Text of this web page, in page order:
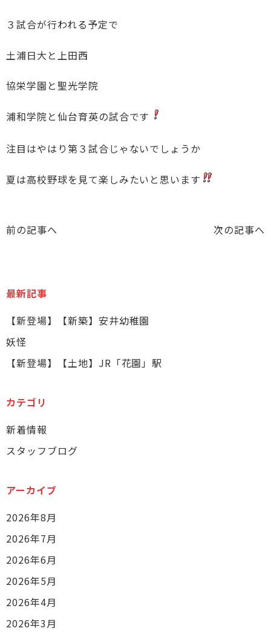
３試合が行われる予定で
土浦日大と上田西
協栄学園と聖光学院
浦和学院と仙台育英の試合です
注目はやはり第３試合じゃないでしょうか
夏は高校野球を見て楽しみたいと思います
前の記事へ 次の記事へ
最新記事
【新登場】【新築】安井幼稚園
妖怪
【新登場】【土地】JR「花園」駅
カテゴリ
新着情報
スタッフブログ
アーカイブ
2026年8月
2026年7月
2026年6月
2026年5月
2026年4月
2026年3月